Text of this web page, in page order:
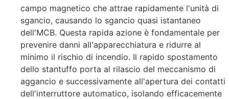
campo magnetico che attrae rapidamente l'unità di
sgancio, causando lo sgancio quasi istantaneo
dell'MCB. Questa rapida azione è fondamentale per
prevenire danni all'apparecchiatura e ridurre al
minimo il rischio di incendio. Il rapido spostamento
dello stantuffo porta al rilascio del meccanismo di
aggancio e successivamente all'apertura dei contatti
dell'interruttore automatico, isolando efficacemente